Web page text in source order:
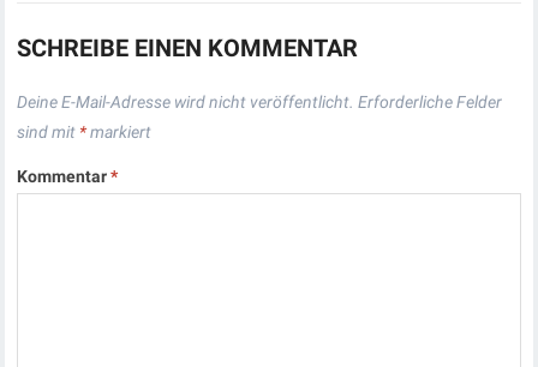
SCHREIBE EINEN KOMMENTAR
Deine E-Mail-Adresse wird nicht veröffentlicht. Erforderliche Felder
sind mit *markiert
Kommentar*